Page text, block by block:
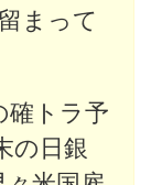
まって
確トラ予
の日銀